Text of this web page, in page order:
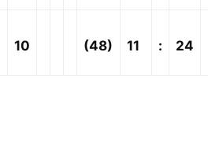
10 (48) 11 : 24